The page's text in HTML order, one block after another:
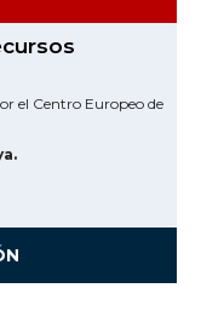
el Centro Europeo de